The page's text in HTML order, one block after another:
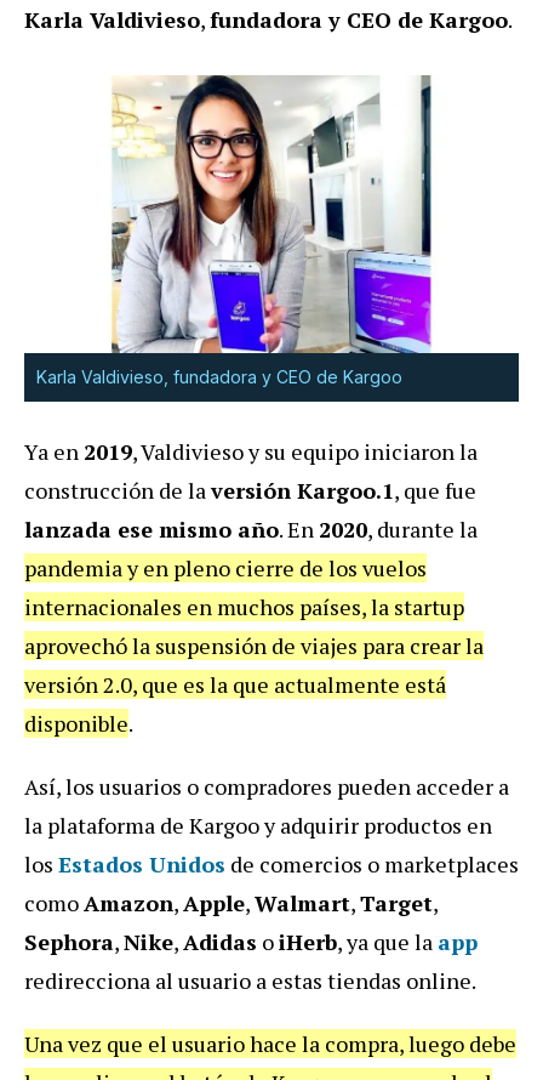
Karla Valdivieso,fundadora y CEO de Kargoo.
Karla Valdivieso, fundadora y CEO de Kargoo
Ya en 2019, Valdivieso y su equipo iniciaron la
construcción de laversión Kargoo.1, que fue
lanzada ese mismo año. En 2020, durante la
pandemia y en pleno cierre de los vuelos
internacionales en muchos países, la startup
aprovechó la suspensión de viajes para crear la
versión 2.0, que es la que actualmente está
disponible.
Así, los usuarios o compradores pueden acceder a
la plataforma de Kargoo y adquirir productos en
los Estados Unidos de comercios o marketplaces
comoAmazon,Apple,Walmart,Target,
Sephora,Nike,Adidas oiHerb, ya que la app
redirecciona al usuario a estas tiendas online.
Una vez que el usuario hace la compra, luego debe